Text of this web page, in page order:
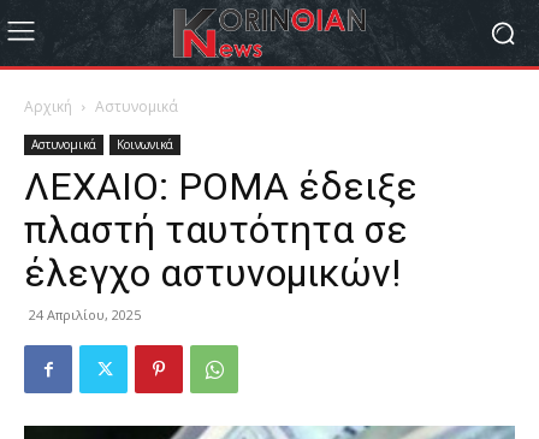
Αρχική Αστυνομικά
Αστυνομικά Κοινωνικά
ΛΕΧΑΙΟ: ΡΟΜΑ έδειξε
πλαστή ταυτότητα σε
έλεγχο αστυνομικών!
24 Απριλίου, 2025